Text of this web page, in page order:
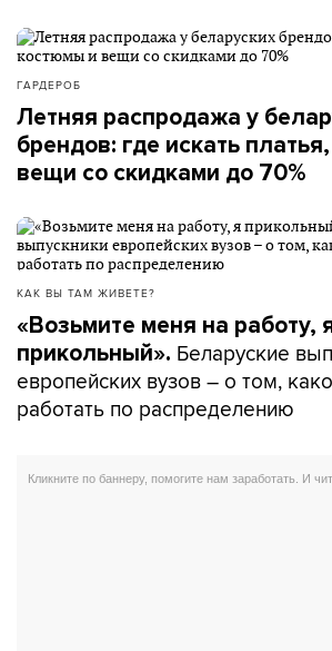
ГАРДЕРОБ
Летняя распродажа у
брендов: где искать
вещи со скидками до 70%
КАК ВЫ ТАМ ЖИВЕТЕ?
«Возьмите меня на работу,
прикольный». Беларуские
европейских вузов – о том,
работать по распределению